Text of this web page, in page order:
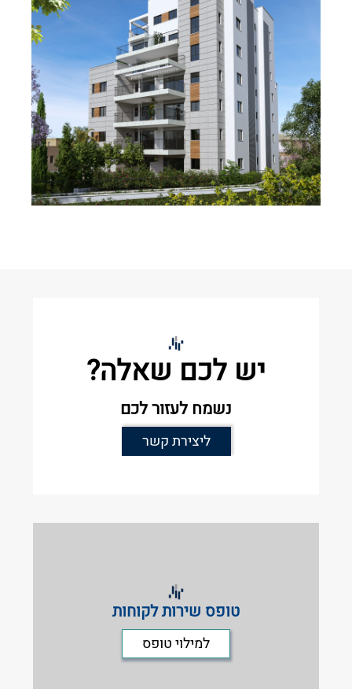
יש לכם שאלה?
נשמח לעזור לכם
ליצירת קשר
טופס שירות לקוחות
למילוי טופס